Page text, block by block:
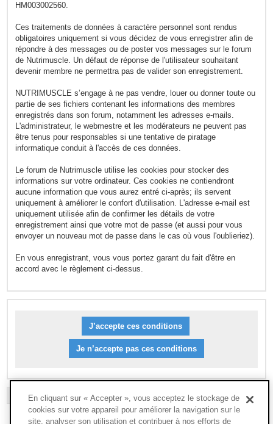
HM003002560.
Ces traitements de données à caractère personnel sont rendus
obligatoires uniquement si vous décidez de vous enregistrer afin de
répondre à des messages ou de poster vos messages sur le forum
de Nutrimuscle. Un défaut de réponse de l'utilisateur souhaitant
devenir membre ne permettra pas de valider son enregistrement.
NUTRIMUSCLE s’engage à ne pas vendre, louer ou donner toute ou
partie de ses fichiers contenant les informations des membres
enregistrés dans son forum, notamment les adresses e-mails.
L'administrateur, le webmestre et les modérateurs ne peuvent pas
être tenus pour responsables si une tentative de piratage
informatique conduit à l'accès de ces données.
Le forum de Nutrimuscle utilise les cookies pour stocker des
informations sur votre ordinateur. Ces cookies ne contiendront
aucune information que vous aurez entré ci-après; ils servent
uniquement à améliorer le confort d'utilisation. L'adresse e-mail est
uniquement utilisée afin de confirmer les détails de votre
enregistrement ainsi que votre mot de passe (et aussi pour vous
envoyer un nouveau mot de passe dans le cas où vous l'oublieriez).
En vous enregistrant, vous vous portez garant du fait d'être en
accord avec le règlement ci-dessus.
L’ÉQUIPE DU FORUM-SUPPRIMER LES COOKIES DU FORUM- FAQ
En cliquant sur « Accepter », vous acceptez le stockage de
cookies sur votre appareil pour améliorer la navigation sur le
site, analyser son utilisation et contribuer à nos efforts de